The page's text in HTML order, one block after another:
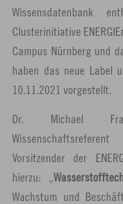
Wissensdatenbank
Clusterinitiative
Campus Nürnberg und
haben das neue Label
10.11.2021 vorgestellt.
Dr. Michael
Vorsitzender der
hierzu: „
Wachstum und